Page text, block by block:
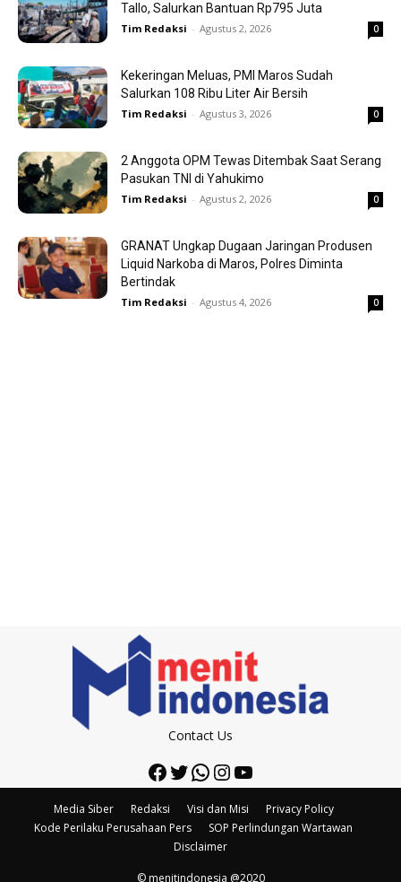
Tallo, Salurkan Bantuan Rp795 Juta
Tim Redaksi - Agustus 2, 2026 0
Kekeringan Meluas, PMI Maros Sudah
Salurkan 108 Ribu Liter Air Bersih
Tim Redaksi - Agustus 3, 2026 0
2 Anggota OPM Tewas Ditembak Saat Serang
Pasukan TNI di Yahukimo
Tim Redaksi - Agustus 2, 2026 0
GRANAT Ungkap Dugaan Jaringan Produsen
Liquid Narkoba di Maros, Polres Diminta
Bertindak
Tim Redaksi - Agustus 4, 2026 0
Contact Us
Facebook
Twitter
WhatsApp
Instagram
YouTube
Media Siber Redaksi Visi dan Misi
Privacy Policy
Kode Perilaku Perusahaan Pers
SOP Perlindungan Wartawan
Disclaimer
© menitindonesia @2020